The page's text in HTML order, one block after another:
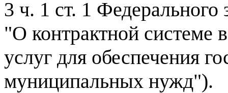
3 ч. 1 ст. 1
"О контрактной системе
услуг для обеспечения
муниципальных нужд").